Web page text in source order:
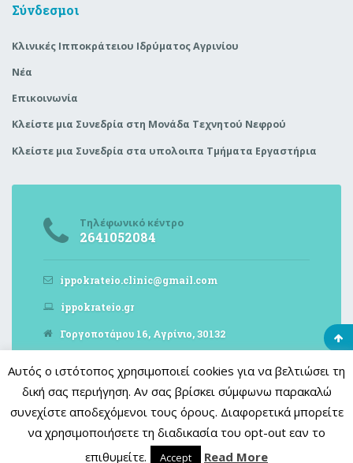
Σύνδεσμοι
Κλινικές Ιπποκράτειου Ιδρύματος Αγρινίου
Νέα
Επικοινωνία
Κλείστε μια Συνεδρία στη Μονάδα Τεχνητού Νεφρού
Κλείστε μια Συνεδρία στα υπολοιπα Τμήματα Εργαστήρια
Τηλέφωνικό κέντρο
2641052084
ippokrateio.clinic@gmail.com
ippokrateio.gr
Γοργοποτάμου 16, Αγρίνιο, 30132
copyright © 2018 |Ιπποκράτειο Γενική κλινική ΑγρινίουΜε την
επιφύλαξη παντός νομίμου δικαιώματος.
Αυτός ο ιστότοπος χρησιμοποιεί cookies για να βελτιώσει τη
δική σας περιήγηση. Αν σας βρίσκει σύμφωνω παρακαλώ
συνεχίστε αποδεχόμενοι τους όρους. Διαφορετικά μπορείτε
να χρησιμοποιήσετε τη διαδικασία του opt-out εαν το
επιθυμείτε.
Accept Read More